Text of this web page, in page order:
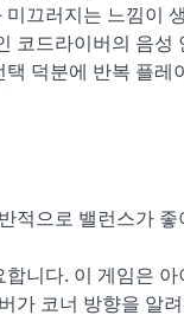
끄러지는 느낌이
코드라이버의 음
덕분에 반복 플레
적으로 밸런스가
니다. 이 게임은
가 코너 방향을 알